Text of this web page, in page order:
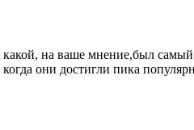
какой, на ваше мнение,был
когда они достигли пика